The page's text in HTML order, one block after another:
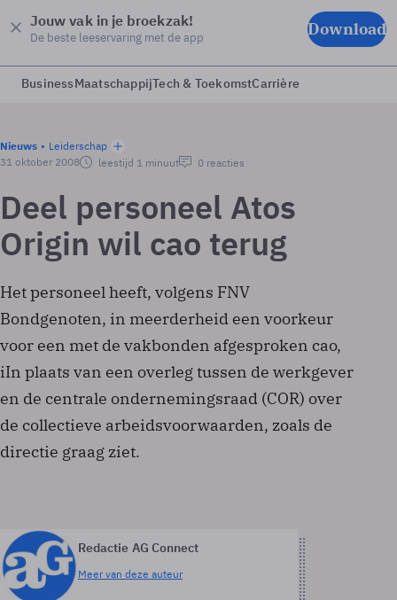
Jouw vak in je broekzak!
De beste leeservaring met de app Download
BusinessMaatschappijTech & ToekomstCarrière
Nieuws
Leiderschap
31 oktober 2008
leestijd 1 minuut 0 reacties
Deel personeel Atos
Origin wil cao terug
Het personeel heeft, volgens FNV
Bondgenoten, in meerderheid een voorkeur
voor een met de vakbonden afgesproken cao,
iIn plaats van een overleg tussen de werkgever
en de centrale ondernemingsraad (COR) over
de collectieve arbeidsvoorwaarden, zoals de
directie graag ziet.
Redactie AG Connect
Meer van deze auteur